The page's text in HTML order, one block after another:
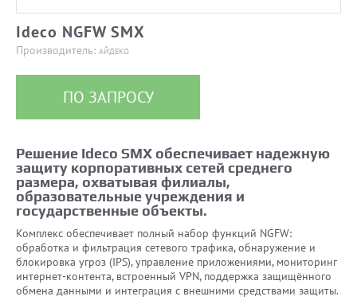
Ideco NGFW SMX
Производитель: АЙДЕКО
ПО ЗАПРОСУ
Решение Ideco SMX обеспечивает надежную
защиту корпоративных сетей среднего
размера, охватывая филиалы,
образовательные учреждения и
государственные объекты.
Комплекс обеспечивает полный набор функций NGFW:
обработка и фильтрация сетевого трафика, обнаружение и
блокировка угроз (IPS), управление приложениями, мониторинг
интернет-контента, встроенный VPN, поддержка защищённого
обмена данными и интеграция с внешними средствами защиты.